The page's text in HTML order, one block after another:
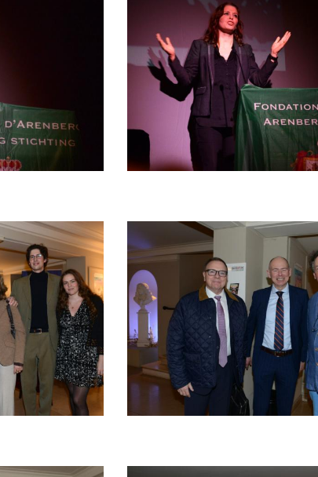
Afbeelding